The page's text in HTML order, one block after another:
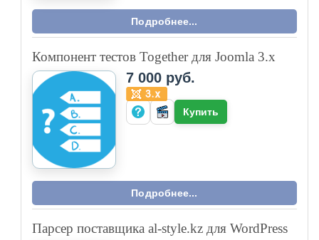
Подробнее...
Компонент тестов Together для Joomla 3.x
7 000 руб.
Купить
Подробнее...
Парсер поставщика al-style.kz для WordPress